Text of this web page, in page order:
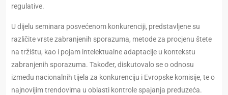
regulative.
U dijelu seminara posvećenom konkurenciji, predstavljene su
različite vrste zabranjenih sporazuma, metode za procjenu štete
na tržištu, kao i pojam intelektualne adaptacije u kontekstu
zabranjenih sporazuma. Također, diskutovalo se o odnosu
između nacionalnih tijela za konkurenciju i Evropske komisije, te o
najnovijim trendovima u oblasti kontrole spajanja preduzeća.